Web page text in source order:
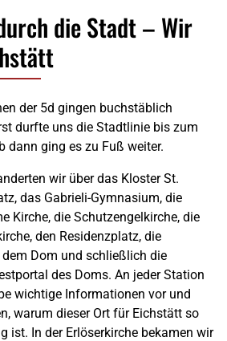
die Stadt – Wir
der 5d gingen buchstäblich
durfte uns die Stadtlinie bis zum
dann ging es zu Fuß weiter.
wir über das Kloster St.
das Gabrieli-Gymnasium, die
Kirche, die Schutzengelkirche, die
den Residenzplatz, die
Dom und schließlich die
des Doms. An jeder Station
wichtige Informationen vor und
warum dieser Ort für Eichstätt so
ist. In der Erlöserkirche bekamen wir